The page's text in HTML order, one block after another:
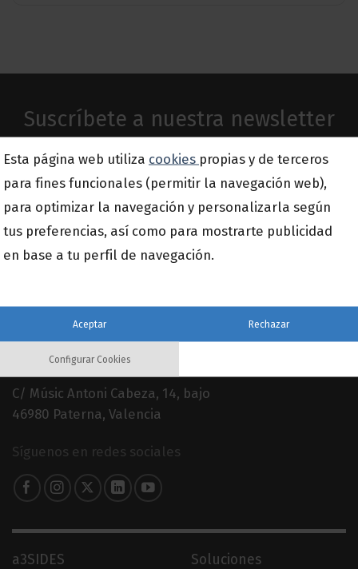
Suscríbete a nuestra newsletter
Email
*
960 079 900
C/ Músic Antoni Cabeza, 14, bajo
46980 Paterna, Valencia
Síguenos en redes sociales
a3SIDES Soluciones
Esta página web utiliza cookies propias y de terceros
para fines funcionales (permitir la navegación web),
para optimizar la navegación y personalizarla según
tus preferencias, así como para mostrarte publicidad
en base a tu perfil de navegación.
Aceptar Rechazar
Configurar Cookies